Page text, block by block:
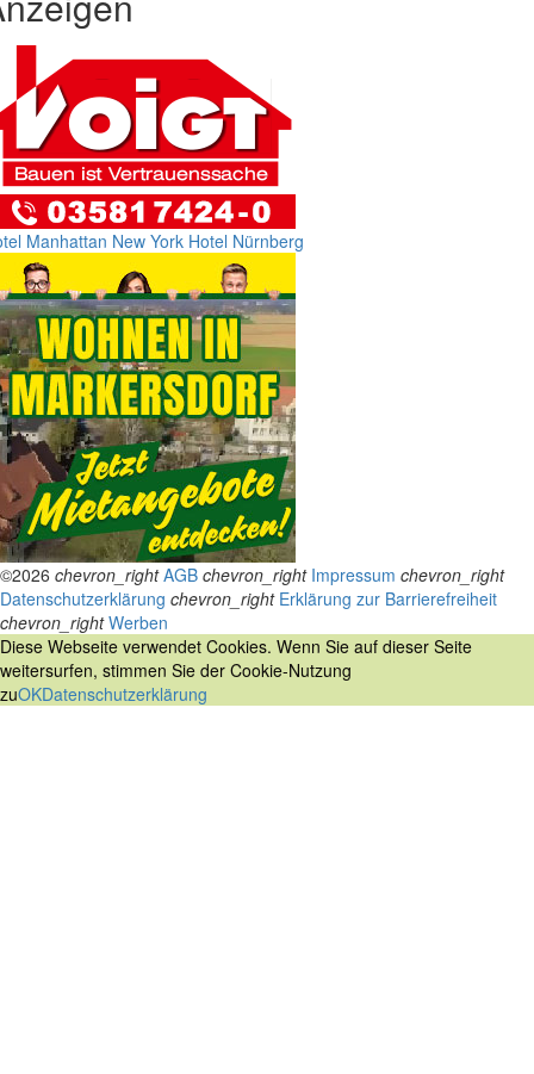
Manhattan New York Hotel Nürnberg
©2026 chevron_right AGB chevron_right Impressum chevron_right
Datenschutzerklärung chevron_right Erklärung zur Barrierefreiheit
chevron_right Werben
Diese Webseite verwendet Cookies. Wenn Sie auf dieser Seite
weitersurfen, stimmen Sie der Cookie-Nutzung
zuOKDatenschutzerklärung